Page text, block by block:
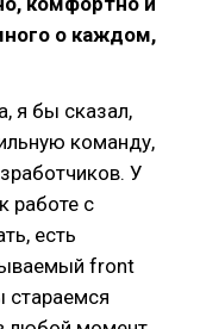
о каждом,
я бы сказал,
команду,
У
работе с
есть
front
стараемся